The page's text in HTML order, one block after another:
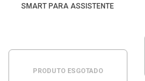
SMART PARA ASSISTENTE
PRODUTO ESGOTADO